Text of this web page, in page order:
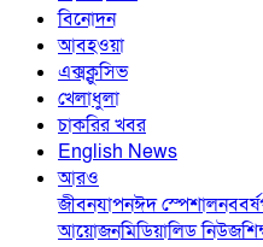
বিনোদন
আবহওয়া
এক্সক্লুসিভ
খেলাধুলা
চাকরির খবর
English News
আরও
জীবনযাপনঈদ স্পেশালনববর্ষ
আয়োজনমিডিয়ালিড নিউজ